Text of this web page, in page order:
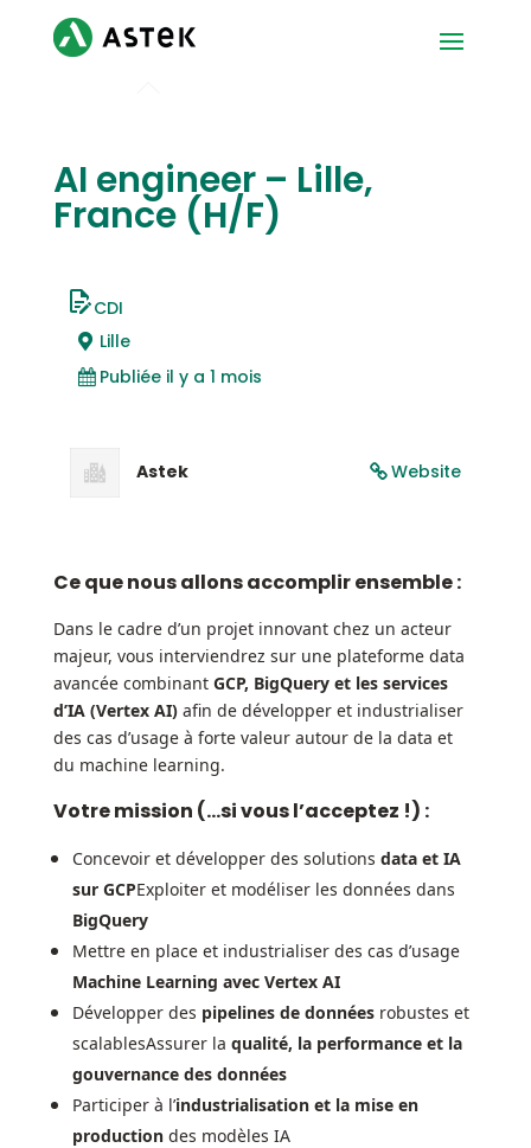
AI engineer – Lille,
France (H/F)
CDI
Lille
Publiée il y a 1 mois
Website
Astek
Ce que nous allons accomplir ensemble :
Dans le cadre d’un projet innovant chez un acteur
majeur, vous interviendrez sur une plateforme data
avancée combinant GCP, BigQuery et les services
d’IA (Vertex AI)afin de développer et industrialiser
des cas d’usage à forte valeur autour de la data et
du machine learning.
Votre mission (…si vous l’acceptez !) :
Concevoir et développer des solutions data et IA
sur GCPExploiter et modéliser les données dans
BigQuery
Mettre en place et industrialiser des cas d’usage
Machine Learning avec Vertex AI
Développer des pipelines de donnéesrobustes et
scalablesAssurer la qualité, la performance et la
gouvernance des données
Participer à l’industrialisation et la mise en
productiondes modèles IA